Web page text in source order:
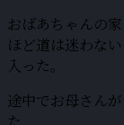
おばあちゃんの
ほど道は迷わな
入った。
途中でお母さん
た